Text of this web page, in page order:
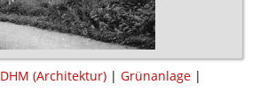
DHM (Architektur) | Grünanlage |